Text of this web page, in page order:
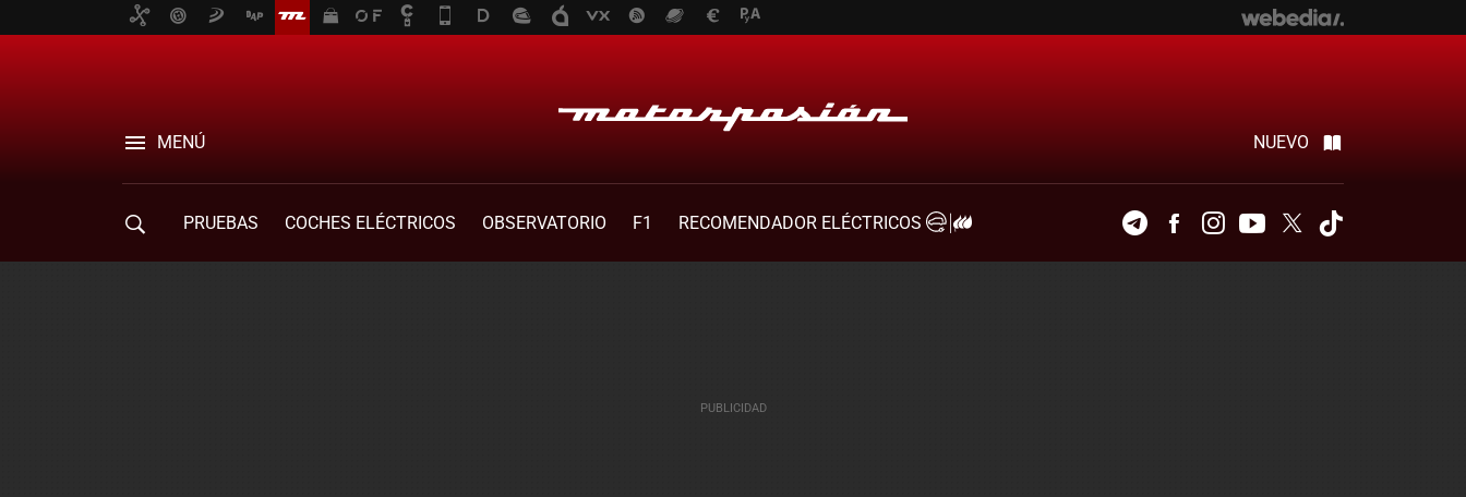
MENÚ NUEVO
PRUEBAS COCHES ELÉCTRICOS OBSERVATORIO F1
RECOMENDADOR ELÉCTRICOS
TelegramFacebookInstagramYoutubeTwitter